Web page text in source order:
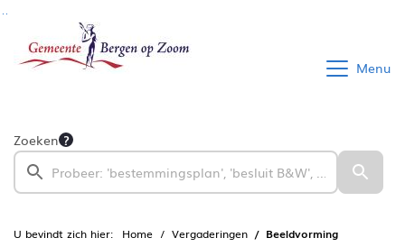
Ga naar de inhoud van deze pagina
Ga naar het zoeken
Ga naar het menu
Menu
Zoeken
U bevindt zich hier: Home Vergaderingen Beeldvorming